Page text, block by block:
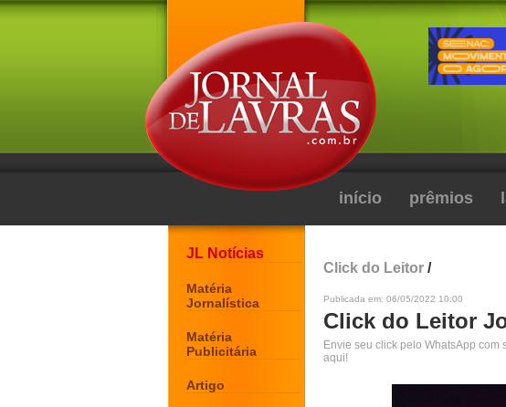
início prêmios
JL Notícias
Matéria
Jornalística
Matéria
Publicitária
Artigo
Click do Leitor /
Publicada em: 06/05/2022 10:00
Click do Leitor
Envie seu click pelo WhatsApp
aqui!